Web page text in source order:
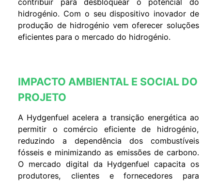
hidrogénio. Com o seu dispositivo inovador de
produção de hidrogénio vem oferecer soluções
eficientes para o mercado do hidrogénio.
IMPACTO AMBIENTAL E SOCIAL DO
PROJETO
A Hydgenfuel acelera a transição energética ao
permitir o comércio eficiente de hidrogénio,
reduzindo a dependência dos combustíveis
fósseis e minimizando as emissões de carbono.
O mercado digital da Hydgenfuel capacita os
produtores, clientes e fornecedores para